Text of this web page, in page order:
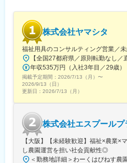
規のケアマネ（5～10名）を開拓
■フォロー体制
＜集合研修＞入社後は全国の同
＜ひとり立ちガイドブック＞成
と密なコミュニケーションを行
＜OJT＞所長や先輩だけではなく
など入社後もしっかりフォロー
なくプロセスも評価。顧客への
直結。
■キャリアパス
未経験から2年でリーダー、9年
長など、営業としてのスキルア
株式会社ヤマシタ
福祉用具のコンサルティング営業／
掲載予定期間： 2026/7/13（月） 〜
2026/9/13（日）
更新日： 2026/7/13（月）
株式会社エスプールプ
【大阪】【未経験歓迎】福祉×農業×
し農園運営を担い社会貢献性◎